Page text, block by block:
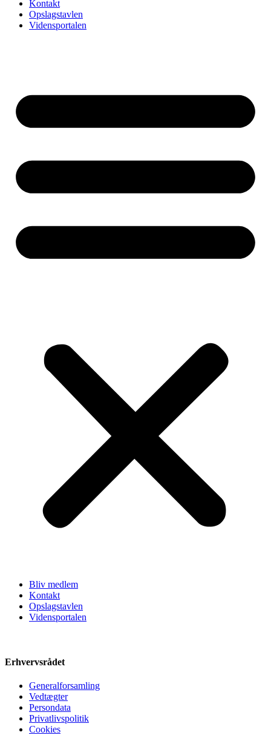
Kontakt
Opslagstavlen
Vidensportalen
Bliv medlem
Kontakt
Opslagstavlen
Vidensportalen
Erhvervsrådet
Generalforsamling
Vedtægter
Persondata
Privatlivspolitik
Cookies